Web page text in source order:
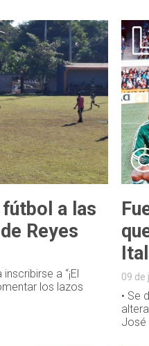
a las
Reyes
a “¡El
los lazos
09 de
• Se
José